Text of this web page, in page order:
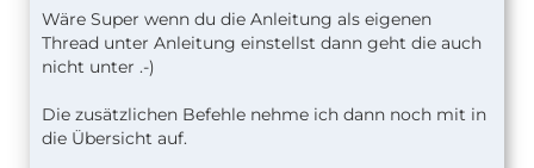
Wäre Super wenn du die Anleitung als eigenen
Thread unter Anleitung einstellst dann geht die auch
nicht unter .-)
Die zusätzlichen Befehle nehme ich dann noch mit in
die Übersicht auf.